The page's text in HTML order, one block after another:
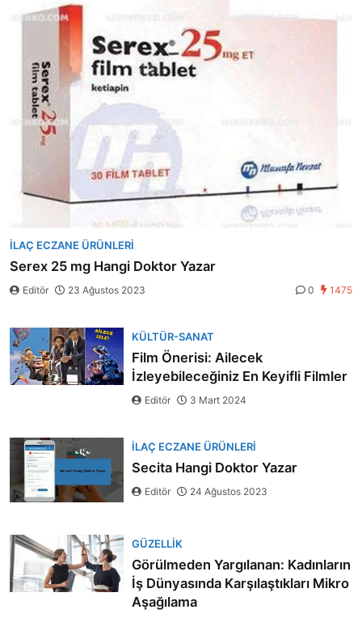
İLAÇ ECZANE ÜRÜNLERI
Serex 25 mg Hangi Doktor Yazar
Editör 23 Ağustos 2023 0 1475
KÜLTÜR-SANAT
Film Önerisi: Ailecek
İzleyebileceğiniz En Keyifli Filmler
Editör 3 Mart 2024
İLAÇ ECZANE ÜRÜNLERI
Secita Hangi Doktor Yazar
Editör 24 Ağustos 2023
GÜZELLIK
Görülmeden Yargılanan: Kadınların
İş Dünyasında Karşılaştıkları Mikro
Aşağılama